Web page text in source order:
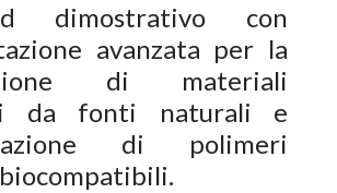
dimostrativo con
avanzata per la
di materiali
da fonti naturali e
di polimeri